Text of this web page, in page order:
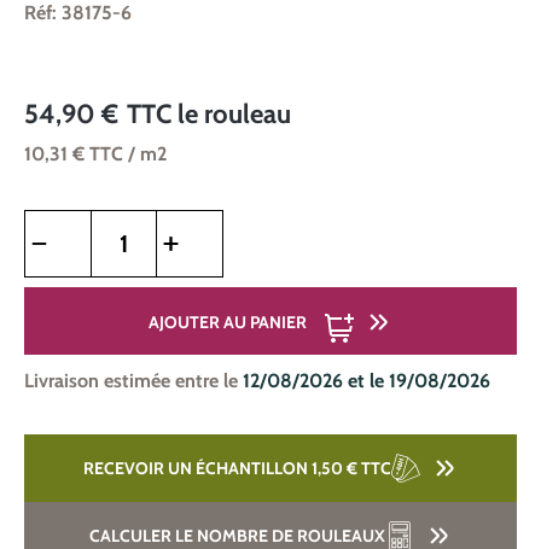
Réf: 38175-6
54,90 € TTC le rouleau
10,31 € TTC / m2
AJOUTER AU PANIER
Livraison estimée entre le 12/08/2026 et le 19/08/2026
RECEVOIR UN ÉCHANTILLON 1,50 €TTC
CALCULER LE NOMBRE DE ROULEAUX